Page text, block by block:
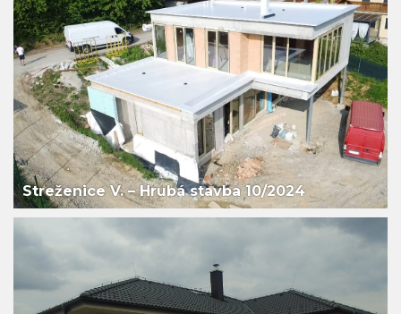
Streženice V. – Hrubá stavba 10/2024